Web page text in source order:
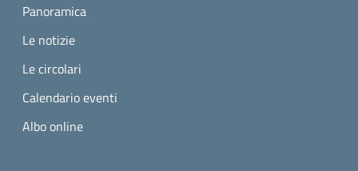
Panoramica
Le notizie
Le circolari
Calendario eventi
Albo online